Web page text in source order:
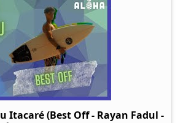
Itacaré (Best Off - Rayan Fadul -